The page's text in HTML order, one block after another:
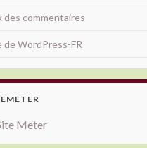
des commentaires
de WordPress-FR